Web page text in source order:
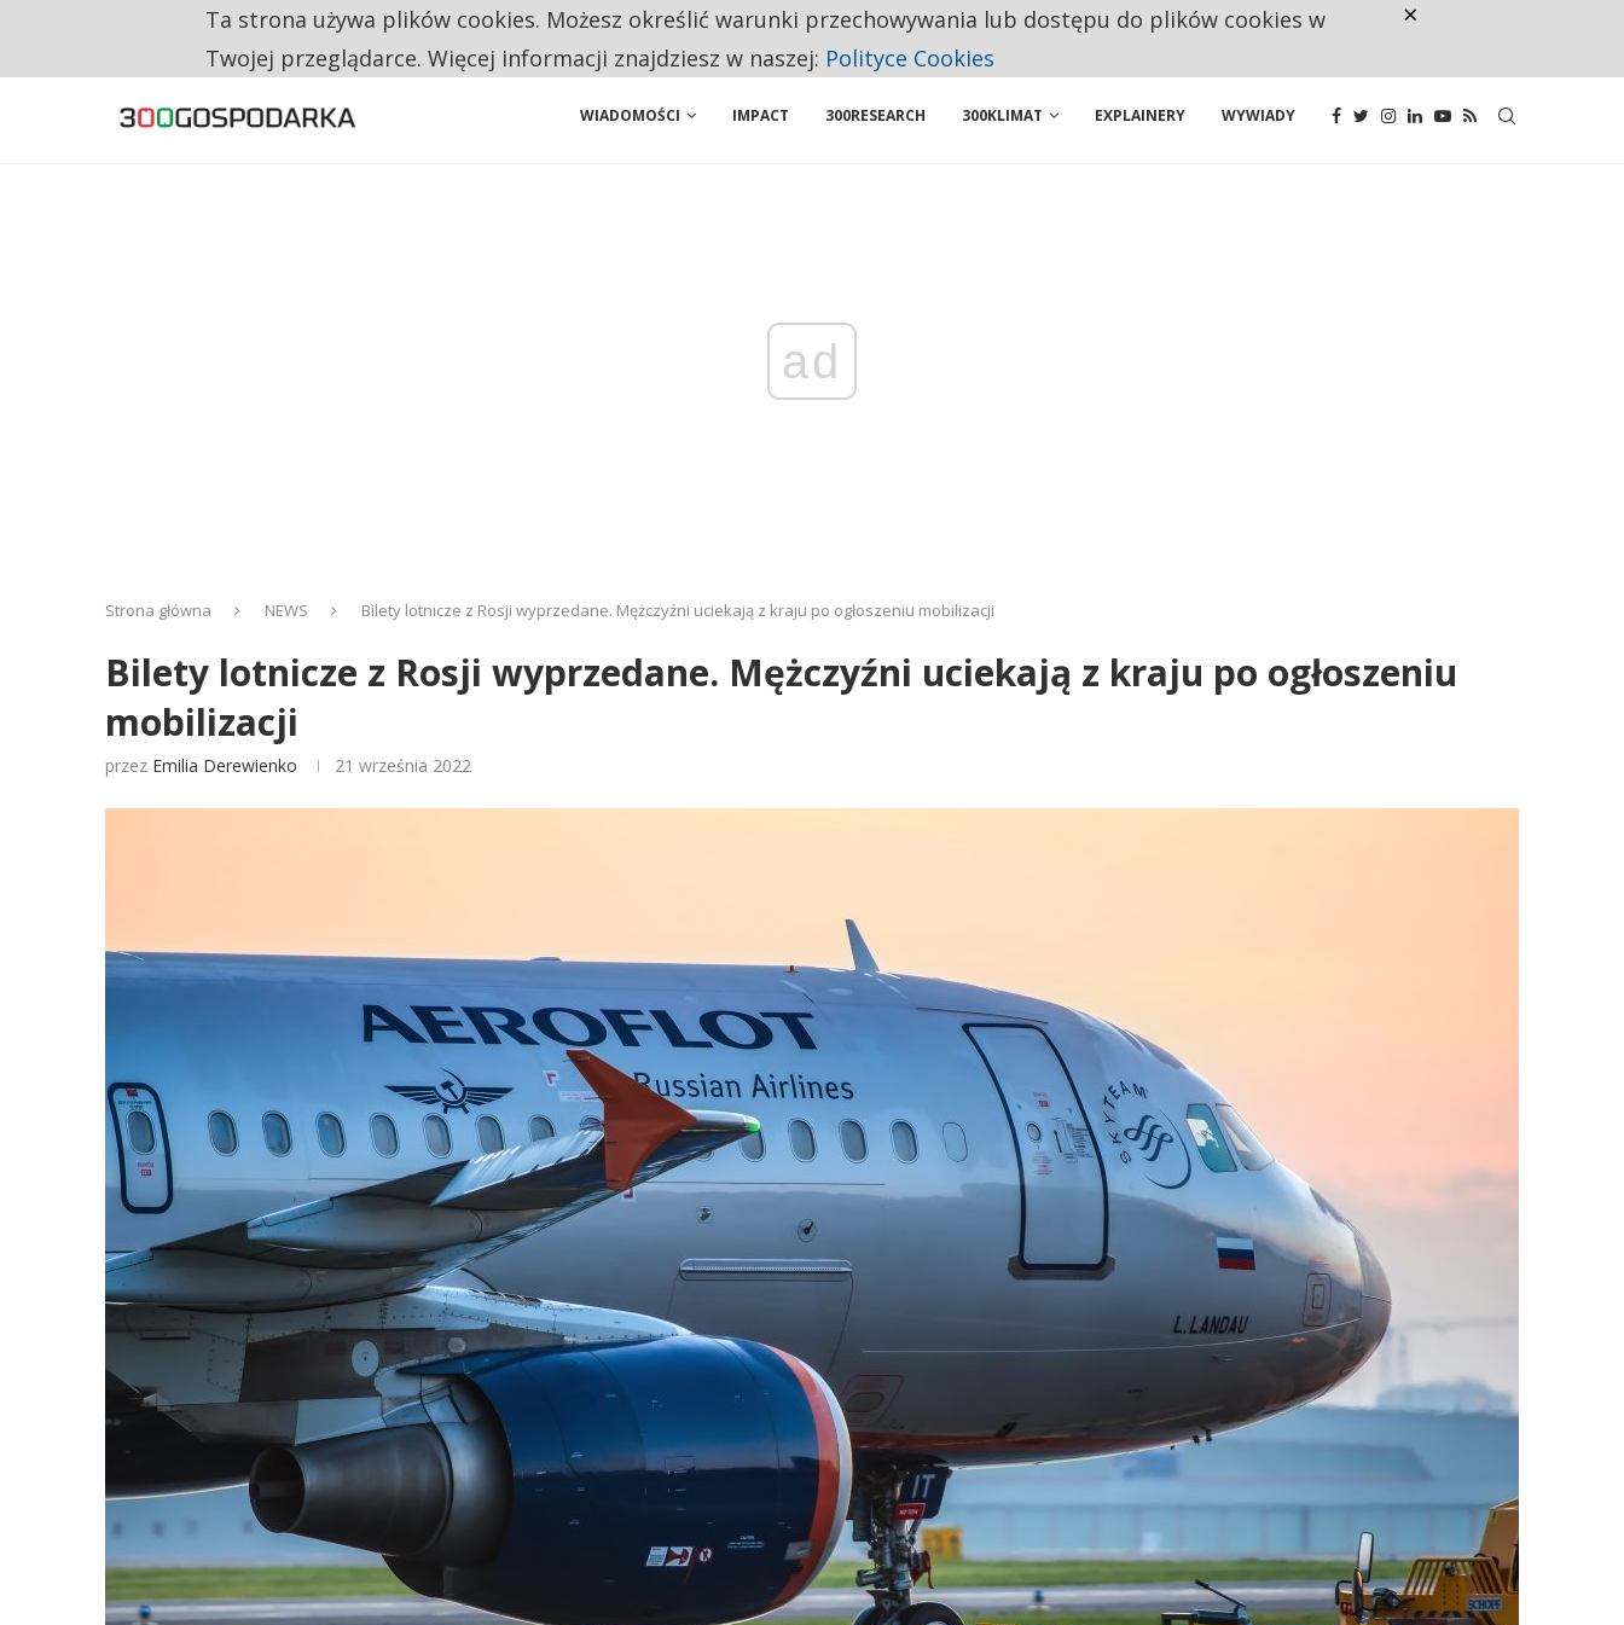
RESTRYKCJE CHIN UDERZAJĄ W EUROPEJSKI PRZEMYSŁ. NA LIŚCIE SĄ DWA PODMIOTY Z POLSKI
WIADOMOŚCI IMPACT 300RESEARCH 300KLIMAT EXPLAINERY WYWIADY
ad
Strona główna NEWS Bilety lotnicze z Rosji wyprzedane. Mężczyźni uciekają z kraju po ogłoszeniu mobilizacji
Bilety lotnicze z Rosji wyprzedane. Mężczyźni uciekają z kraju po ogłoszeniu
mobilizacji
przez Emilia Derewienko 21 września 2022
Ta strona używa plików cookies. Możesz określić warunki przechowywania lub dostępu do plików cookies w
Twojej przeglądarce. Więcej informacji znajdziesz w naszej: Polityce Cookies
×